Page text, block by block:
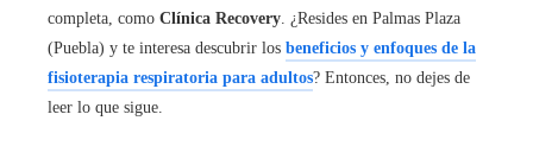
completa, como Clínica Recovery. ¿Resides en Palmas Plaza
(Puebla) y te interesa descubrir los beneficios y enfoques de la
fisioterapia respiratoria para adultos? Entonces, no dejes de
leer lo que sigue.